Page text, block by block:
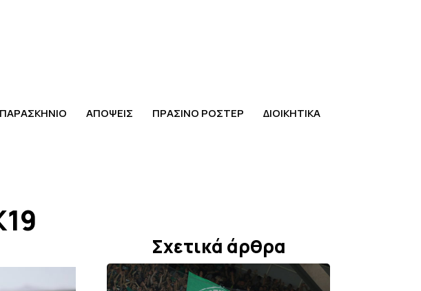
ΠΑΡΑΣΚΗΝΙΟ ΑΠΟΨΕΙΣ ΠΡΑΣΙΝΟ ΡΟΣΤΕΡ
ΔΙΟΙΚΗΤΙΚΑ
Σχετικά άρθρα